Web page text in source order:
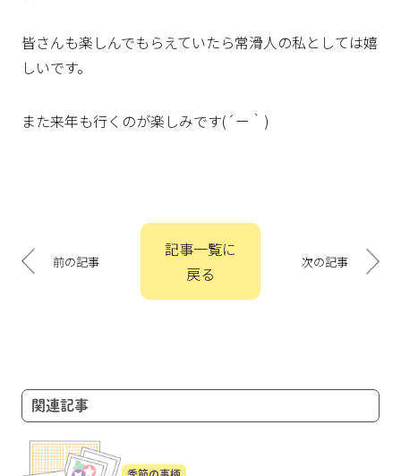
皆さんも楽しんでもらえていたら常滑人の私としては嬉
しいです。
また来年も行くのが楽しみです(´ー｀)
稿
ナ
ョ
ン
前の記事
記事一覧に
戻る
次の記事
関連記事